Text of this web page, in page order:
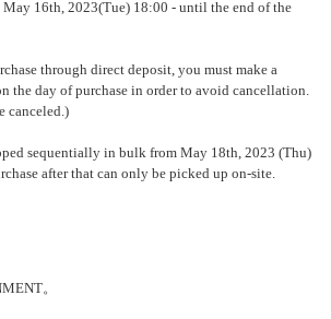
May 16th, 2023(Tue) 18:00 - until the end of the
through direct deposit, you must make a
the day of purchase in order to avoid cancellation.
canceled.)
sequentially in bulk from May 18th, 2023 (Thu)
after that can only be picked up on-site.
。